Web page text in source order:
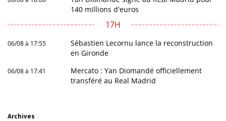
140 millions d'euros
17H
06/08 à 17:55
Sébastien Lecornu lance la reconstruction
en Gironde
06/08 à 17:41
Mercato : Yan Diomandé officiellement
transféré au Real Madrid
Archives